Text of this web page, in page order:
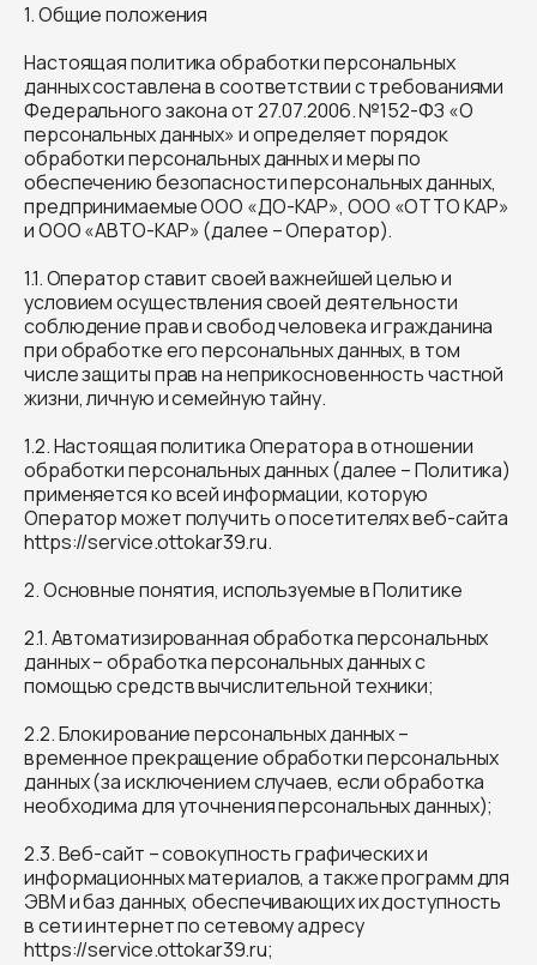
1. Общие положения
Настоящая политика обработки персональных
данных составлена в соответствии с требованиями
Федерального закона от 27.07.2006. №152-ФЗ «О
персональных данных» и определяет порядок
обработки персональных данных и меры по
обеспечению безопасности персональных данных,
предпринимаемые ООО «ДО-КАР», ООО «ОТТО КАР»
и ООО «АВТО-КАР» (далее – Оператор).
1.1. Оператор ставит своей важнейшей целью и
условием осуществления своей деятельности
соблюдение прав и свобод человека и гражданина
при обработке его персональных данных, в том
числе защиты прав на неприкосновенность частной
жизни, личную и семейную тайну.
1.2. Настоящая политика Оператора в отношении
обработки персональных данных (далее – Политика)
применяется ко всей информации, которую
Оператор может получить о посетителях веб-сайта
https://service.ottokar39.ru.
2. Основные понятия, используемые в Политике
2.1. Автоматизированная обработка персональных
данных – обработка персональных данных с
помощью средств вычислительной техники;
2.2. Блокирование персональных данных –
временное прекращение обработки персональных
данных (за исключением случаев, если обработка
необходима для уточнения персональных данных);
2.3. Веб-сайт – совокупность графических и
информационных материалов, а также программ для
ЭВМ и баз данных, обеспечивающих их доступность
в сети интернет по сетевому адресу
https://service.ottokar39.ru;